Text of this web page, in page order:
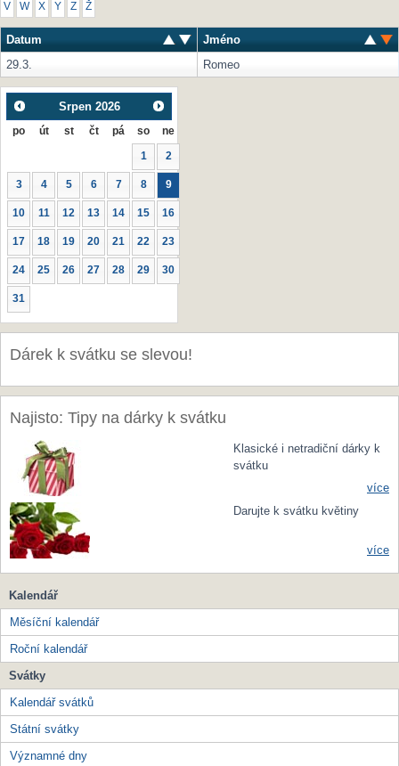
V W X Y Z Ž
Datum
Jméno
29.3.
Romeo
Srpen 2026
po út st čt pá so ne
1 2
3 4 5 6 7 8 9
10 11 12 13 14 15 16
17 18 19 20 21 22 23
24 25 26 27 28 29 30
31
Dárek k svátku se slevou!
Najisto: Tipy na dárky k svátku
Klasické i netradiční dárky k
svátku
více
Darujte k svátku květiny
více
Kalendář
Měsíční kalendář
Roční kalendář
Svátky
Kalendář svátků
Státní svátky
Významné dny